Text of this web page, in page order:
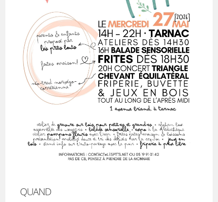
QUAND